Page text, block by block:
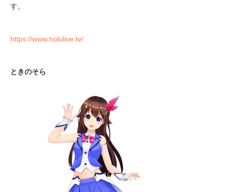
す。
https://www.hololive.tv/
ときのそら